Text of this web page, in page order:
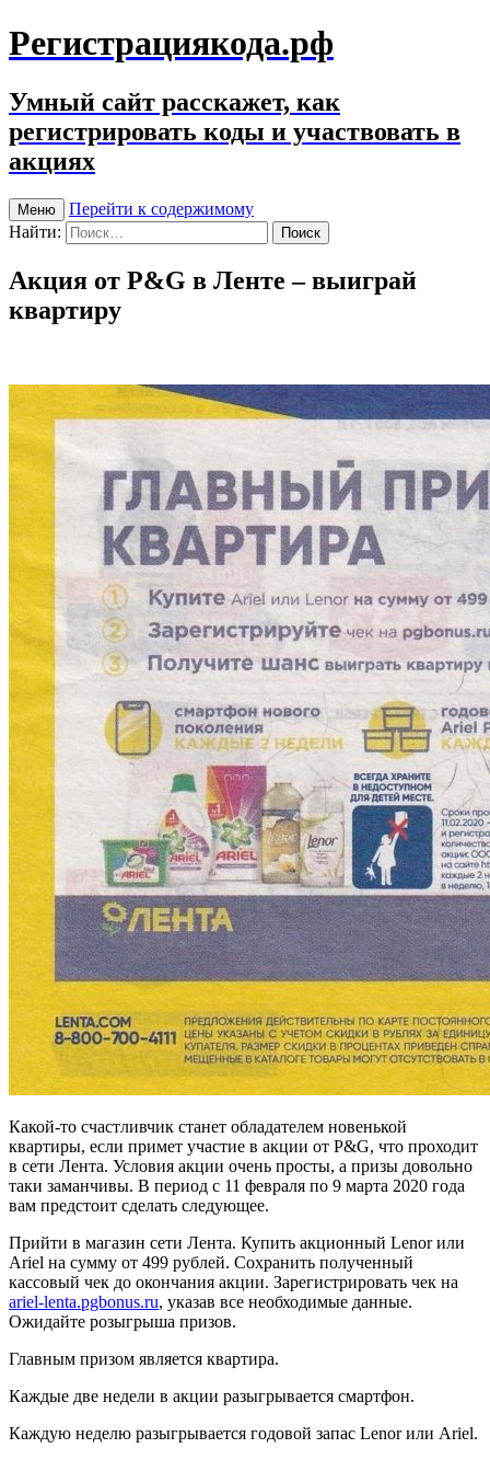
Регистрациякода.рф
Умный сайт расскажет, как
регистрировать коды и участвовать в
акциях
Меню
Перейти к содержимому
Найти:
Акция от P&G в Ленте – выиграй
квартиру
Какой-то счастливчик станет обладателем новенькой
квартиры, если примет участие в акции от P&G, что проходит
в сети Лента. Условия акции очень просты, а призы довольно
таки заманчивы. В период с 11 февраля по 9 марта 2020 года
вам предстоит сделать следующее.
Прийти в магазин сети Лента. Купить акционный Lenor или
Ariel на сумму от 499 рублей. Сохранить полученный
кассовый чек до окончания акции. Зарегистрировать чек на
ariel-lenta.pgbonus.ru, указав все необходимые данные.
Ожидайте розыгрыша призов.
Главным призом является квартира.
Каждые две недели в акции разыгрывается смартфон.
Каждую неделю разыгрывается годовой запас Lenor или Ariel.